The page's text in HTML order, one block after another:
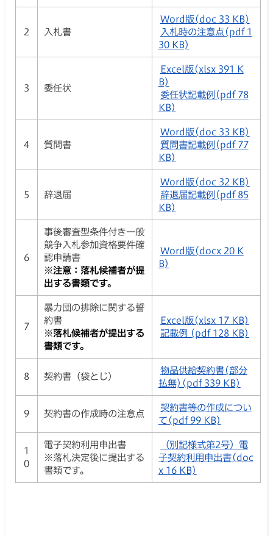
2 入札書
Word版(doc 33 KB)
入札時の注意点(pdf 1
30 KB)
3 委任状
Excel版(xlsx 391 K
B)
委任状記載例(pdf 78
KB)
4 質問書
Word版(doc 33 KB)
質問書記載例(pdf 77
KB)
5 辞退届
Word版(doc 32 KB)
辞退届記載例(pdf 85
KB)
6
事後審査型条件付き一般
競争入札参加資格要件確
認申請書
※注意：落札候補者が提
出する書類です。
Word版(docx 20 K
B)
7
暴力団の排除に関する誓
約書
※落札候補者が提出する
書類です。
Excel版(xlsx 17 KB)
記載例 (pdf 128 KB)
8 契約書（袋とじ）
物品供給契約書(部分
払無)(pdf 339 KB)
9 契約書の作成時の注意点
契約書等の作成につい
て(pdf 99 KB)
1
0
電子契約利用申出書
※落札決定後に提出する
書類です。
（別記様式第2号）電
子契約利用申出書(doc
x 16 KB)